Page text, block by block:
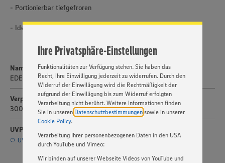
Ihre Privatsphäre-Einstellungen
Inhalte anzubieten. Ihre Einwilligung in die Nutzung von
Cookies und anderer Technologien ist freiwillig und kann
„EINSTELLUNGEN ÄNDERN”. Bitte beachten Sie, dass auf
Basis Ihrer Einstellungen ggf. nicht mehr alle
Funktionalitäten zur Verfügung stehen. Sie haben das
Recht, ihre Einwilligung jederzeit zu widerrufen. Durch den
Widerruf der Einwilligung wird die Rechtmäßigkeit der
aufgrund der Einwilligung bis zum Widerruf erfolgten
Verarbeitung nicht berührt. Weitere Informationen finden
Sie in unseren Datenschutzbestimmungen sowie in unserer
Cookie Policy.
Verarbeitung Ihrer personenbezogenen Daten in den USA
durch YouTube und Vimeo:
Wir binden auf unserer Webseite Videos von YouTube und
- Portionierbar tiefgefroren
- Ideal für Salate, Wild- oder Geflügelgerichte und Cocktails
Name
EDEKA Herzstücke Granatapfelkerne
Verpackungsgröße
300g
UVP
UVP per E-Mail anfragen (Service nur für Journalisten)